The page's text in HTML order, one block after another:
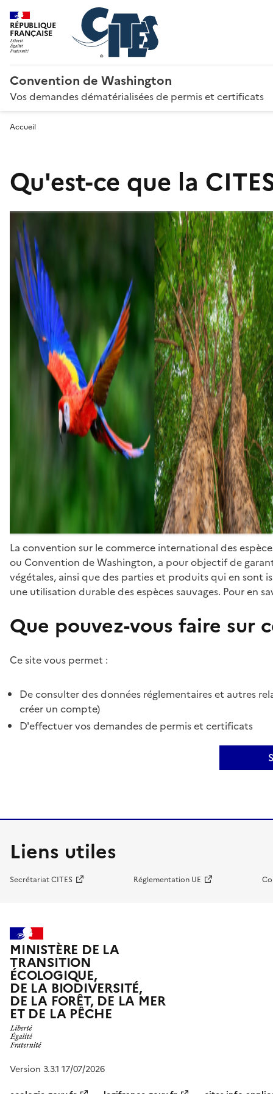
RÉPUBLIQUE
FRANÇAISE
Convention de Washington
Vos demandes dématérialisées de permis et certificats
Accueil
Qu'est-ce que la
La convention sur le commerce international des
ou Convention de Washington, a pour objectif de
végétales, ainsi que des parties et produits qui en sont
une utilisation durable des espèces sauvages. Pour en
Que pouvez-vous faire sur
Ce site vous permet :
De consulter des données réglementaires et autres
créer un compte)
D'effectuer vos demandes de permis et certificats
Liens utiles
Secrétariat CITES Réglementation UE
MINISTÈRE DE LA
TRANSITION
ÉCOLOGIQUE,
DE LA BIODIVERSITÉ,
DE LA FORÊT, DE LA MER
ET DE LA PÊCHE
Version 3.3.1 17/07/2026